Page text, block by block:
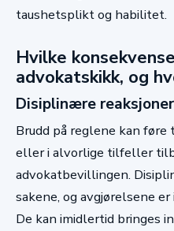
taushetsplikt og habilitet.
Hvilke
advokatskikk, og
Disiplinære reaksjoner
Brudd på reglene kan føre
eller i alvorlige tilfeller
advokatbevillingen.
sakene, og avgjørelsene
De kan imidlertid bringes